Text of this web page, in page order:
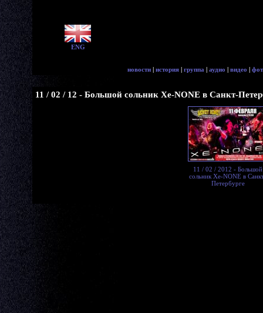
ENG
новости | история | группа | аудио | видео |
11 / 02 / 12 - Большой сольник Xe-NONE в Санкт-
11 / 02 / 2012 - Большой
сольник Xe-NONE в
Петербурге